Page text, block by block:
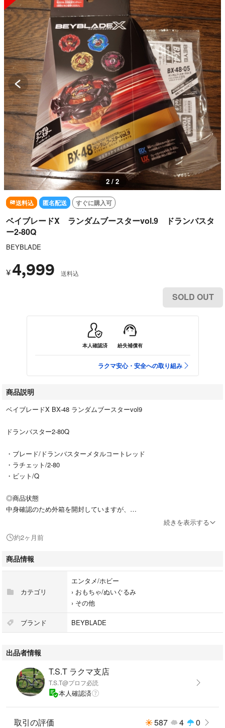
2 / 2
送料込 匿名配送 すぐに購入可
ベイブレードX ランダムブースターvol.9 ドランバスタ
ー2-80Q
BEYBLADE
¥4,999 送料込
SOLD OUT
本人確認済 紛失補償有
ラクマ安心・安全への取り組み
商品説明
ベイブレードX BX-48 ランダムブースターvol9
ドランバスター2-80Q
・ブレード/ドランバスターメタルコートレッド
・ラチェット/2-80
・ビット/Q
◎商品状態
中身確認のため外箱を開封していますが、
※ベイコード未使用です。
※外箱は畳んでお付けします。
ゆうパケットポストmini
※即購入可、お値下げ不可、ノークレームノーリターンでお願いします。
続きを表示する
約2ヶ月前
商品情報
カテゴリ
エンタメ/ホビー
› おもちゃ/ぬいぐるみ
› その他
ブランド BEYBLADE
出品者情報
T.S.T ラクマ支店
T.S.T@プロフ必読
本人確認済
取引の評価 587 4 0